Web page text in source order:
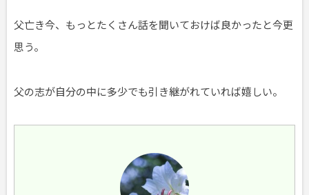
父亡き今、もっとたくさん話を聞いておけば良かったと今更
思う。
父の志が自分の中に多少でも引き継がれていれば嬉しい。